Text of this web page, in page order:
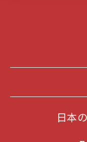
日本